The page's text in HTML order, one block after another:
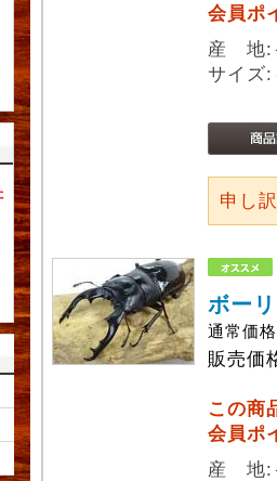
会員ポ
産 地:
サイズ
申し
ボー
通常価
販売価
この商
会員ポ
産 地: